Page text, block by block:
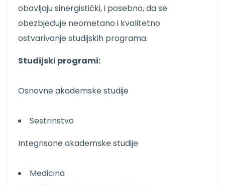
obavljaju sinergistički, i posebno, da se
obezbjeđuje neometano i kvalitetno
ostvarivanje studijskih programa.
Studijski programi:
Osnovne akademske studije
Sestrinstvo
Integrisane akademske studije
Medicina